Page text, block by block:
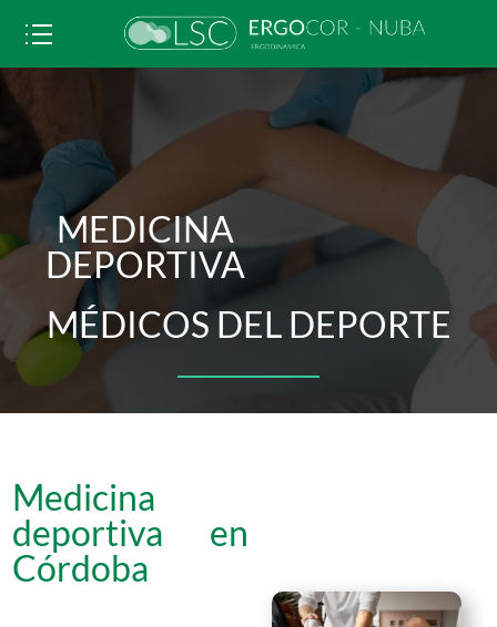
MEDICINA
DEPORTIVA
MÉDICOS DEL DEPORTE
Medicina
deportiva en
Córdoba